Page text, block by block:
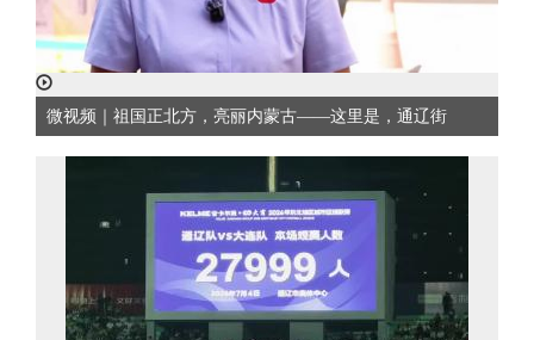
微视频｜祖国正北方，亮丽内蒙古——这里是，通辽街